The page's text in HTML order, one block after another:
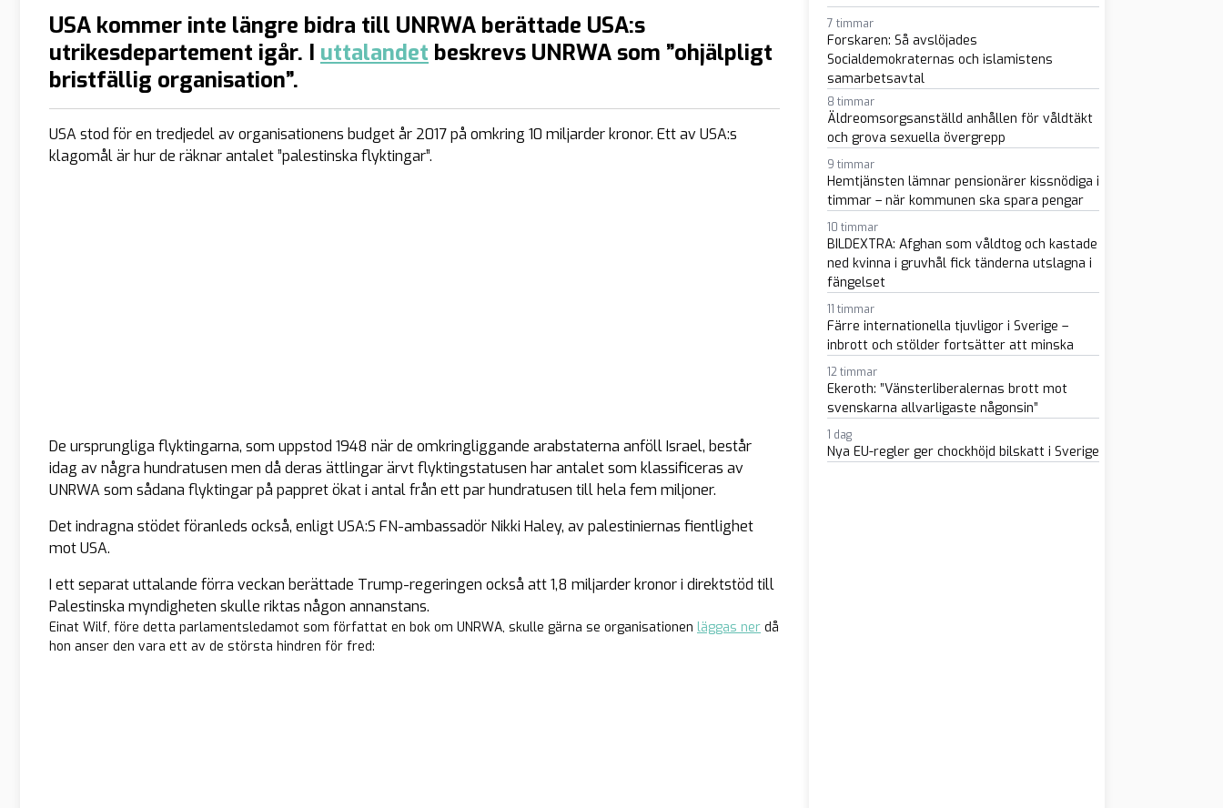
USA kommer inte längre bidra till UNRWA berättade USA:s
utrikesdepartement igår. I uttalandet beskrevs UNRWA som ”ohjälpligt
bristfällig organisation”.
USA stod för en tredjedel av organisationens budget år 2017 på omkring 10 miljarder kronor. Ett av USA:s
klagomål är hur de räknar antalet ”palestinska flyktingar”.
De ursprungliga flyktingarna, som uppstod 1948 när de omkringliggande arabstaterna anföll Israel, består
idag av några hundratusen men då deras ättlingar ärvt flyktingstatusen har antalet som klassificeras av
UNRWA som sådana flyktingar på pappret ökat i antal från ett par hundratusen till hela fem miljoner.
Det indragna stödet föranleds också, enligt USA:S FN-ambassadör Nikki Haley, av palestiniernas fientlighet
mot USA.
I ett separat uttalande förra veckan berättade Trump-regeringen också att 1,8 miljarder kronor i direktstöd till
Palestinska myndigheten skulle riktas någon annanstans.
Einat Wilf, före detta parlamentsledamot som författat en bok om UNRWA, skulle gärna se organisationen läggas ner då
hon anser den vara ett av de största hindren för fred:
7 timmar
Forskaren: Så avslöjades
Socialdemokraternas och islamistens
samarbetsavtal
8 timmar
Äldreomsorgsanställd anhållen för våldtäkt
och grova sexuella övergrepp
9 timmar
Hemtjänsten lämnar pensionärer kissnödiga i
timmar – när kommunen ska spara pengar
10 timmar
BILDEXTRA: Afghan som våldtog och kastade
ned kvinna i gruvhål fick tänderna utslagna i
fängelset
11 timmar
Färre internationella tjuvligor i Sverige –
inbrott och stölder fortsätter att minska
12 timmar
Ekeroth: ”Vänsterliberalernas brott mot
svenskarna allvarligaste någonsin”
1 dag
Nya EU-regler ger chockhöjd bilskatt i Sverige